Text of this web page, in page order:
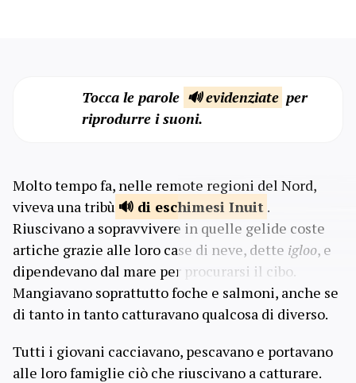
Tocca le parole 🔊 evidenziate per
riprodurre i suoni.
Molto tempo fa, nelle remote regioni del Nord,
viveva una tribù
di eschimesi Inuit .
Riuscivano a sopravvivere in quelle gelide coste
artiche grazie alle loro case di neve, dette igloo, e
dipendevano dal mare per procurarsi il cibo.
Mangiavano soprattutto foche e salmoni, anche se
di tanto in tanto catturavano qualcosa di diverso.
Tutti i giovani cacciavano, pescavano e portavano
alle loro famiglie ciò che riuscivano a catturare.